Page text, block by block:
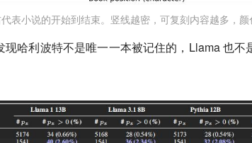
表小说的开始到结束。竖线越密，可复刻内容越多，颜
现哈利波特不是唯一一本被记住的，Llama 也不